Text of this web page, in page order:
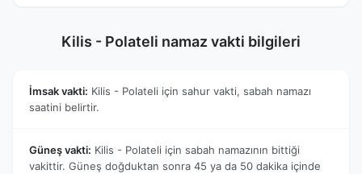
Kilis - Polateli namaz vakti bilgileri
İmsak vakti: Kilis - Polateli için sahur vakti, sabah namazı
saatini belirtir.
Güneş vakti: Kilis - Polateli için sabah namazının bittiği
vakittir. Güneş doğduktan sonra 45 ya da 50 dakika içinde